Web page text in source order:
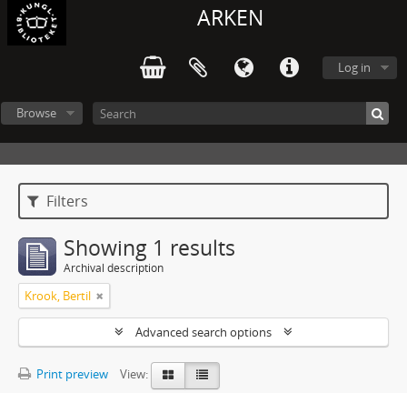
ARKEN
Log in
Browse
Filters
Showing 1 results
Archival description
Krook, Bertil
Advanced search options
Print preview
View: